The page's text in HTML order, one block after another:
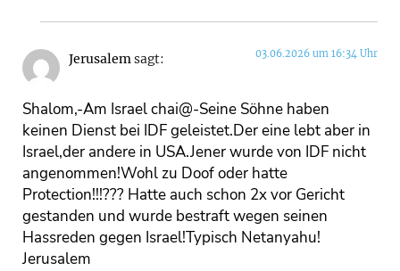
Jerusalemsagt: 03.06.2026 um 16:34 Uhr
Shalom,-Am Israel chai@-Seine Söhne haben
keinen Dienst bei IDF geleistet.Der eine lebt aber in
Israel,der andere in USA.Jener wurde von IDF nicht
angenommen!Wohl zu Doof oder hatte
Protection!!!??? Hatte auch schon 2x vor Gericht
gestanden und wurde bestraft wegen seinen
Hassreden gegen Israel!Typisch Netanyahu!
Jerusalem